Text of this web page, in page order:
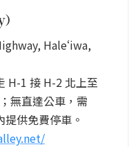
Haleʻiwa,
H-1 接 H-2 北上至
無直達公車，需
供免費停車。